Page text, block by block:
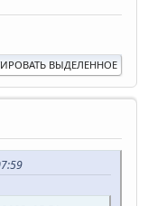
ВЫДЕЛЕННОЕ